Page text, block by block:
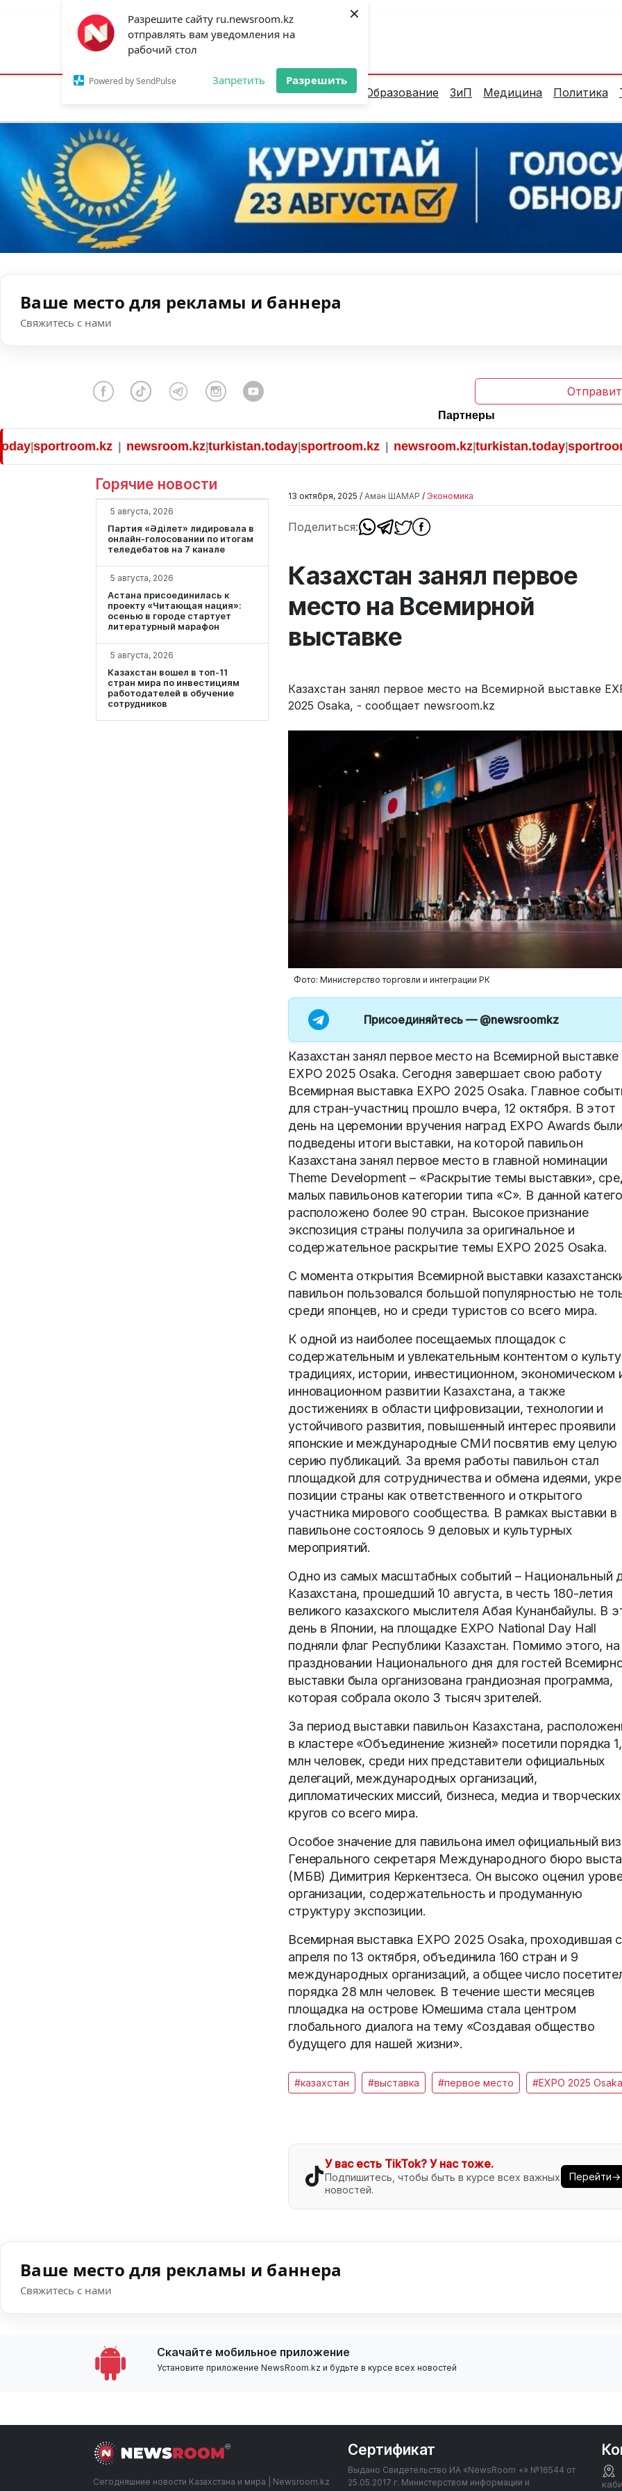
Разрешите сайту ru.newsroom.kz
отправлять вам уведомления на
рабочий стол
Powered by SendPulse Запретить Разрешить
×
Астана:16°C Алматы:19°C Шымкент:
Новости Аналитика Образование ЗиП Медицина Политика
Ваше место для рекламы и баннера
Свяжитесь с нами
Партнеры
sportroom.kz|newsroom.kz|turkistan.today|sportroom.kz|newsroom.kz|turkistan.today|sportroom.kz
Горячие новости
5 августа, 2026
Партия «Әділет» лидировала в
онлайн-голосовании по итогам
теледебатов на 7 канале
5 августа, 2026
Астана присоединилась к
проекту «Читающая нация»:
осенью в городе стартует
литературный марафон
5 августа, 2026
Казахстан вошел в топ-11
стран мира по инвестициям
работодателей в обучение
сотрудников
13 октября, 2025 / Аман ШАМАР / Экономика
Поделиться:
Казахстан занял первое
место на Всемирной
выставке
Казахстан занял первое место на Всемирной выставке
2025 Osaka, - сообщает newsroom.kz
Фото: Министерство торговли и интеграции РК
Присоединяйтесь — @newsroomkz
Казахстан занял первое место на Всемирной выставке
EXPO 2025 Osaka. Сегодня завершает свою работу
Всемирная выставка EXPO 2025 Osaka. Главное
для стран-участниц прошло вчера, 12 октября. В этот
день на церемонии вручения наград EXPO Awards были
подведены итоги выставки, на которой павильон
Казахстана занял первое место в главной номинации
Theme Development – «Раскрытие темы выставки»,
малых павильонов категории типа «C». В данной
расположено более 90 стран. Высокое признание
экспозиция страны получила за оригинальное и
содержательное раскрытие темы EXPO 2025 Osaka.
С момента открытия Всемирной выставки
павильон пользовался большой популярностью не
среди японцев, но и среди туристов со всего мира.
К одной из наиболее посещаемых площадок с
содержательным и увлекательным контентом о
традициях, истории, инвестиционном, экономическом
инновационном развитии Казахстана, а также
достижениях в области цифровизации, технологии и
устойчивого развития, повышенный интерес проявили
японские и международные СМИ посвятив ему целую
серию публикаций. За время работы павильон стал
площадкой для сотрудничества и обмена идеями,
позиции страны как ответственного и открытого
участника мирового сообщества. В рамках выставки в
павильоне состоялось 9 деловых и культурных
мероприятий.
Одно из самых масштабных событий – Национальный
Казахстана, прошедший 10 августа, в честь 180-летия
великого казахского мыслителя Абая Кунанбайулы. В
день в Японии, на площадке EXPO National Day Hall
подняли флаг Республики Казахстан. Помимо этого, на
праздновании Национального дня для гостей
выставки была организована грандиозная программа,
которая собрала около 3 тысяч зрителей.
За период выставки павильон Казахстана,
в кластере «Объединение жизней» посетили порядка
млн человек, среди них представители официальных
делегаций, международных организаций,
дипломатических миссий, бизнеса, медиа и творческих
кругов со всего мира.
Особое значение для павильона имел официальный
Генерального секретаря Международного бюро
(МБВ) Димитрия Керкентзеса. Он высоко оценил
организации, содержательность и продуманную
структуру экспозиции.
Всемирная выставка EXPO 2025 Osaka, проходившая
апреля по 13 октября, объединила 160 стран и 9
международных организаций, а общее число
порядка 28 млн человек. В течение шести месяцев
площадка на острове Юмешима стала центром
глобального диалога на тему «Создавая общество
будущего для нашей жизни».
#казахстан #выставка #первое место #EXPO 2025 Osaka
У вас есть TikTok? У нас тоже.
Подпишитесь, чтобы быть в курсе всех важных
новостей.
Перейти→
Ваше место для рекламы и баннера
Свяжитесь с нами
Скачайте мобильное приложение
Установите приложение NewsRoom.kz и будьте в курсе всех новостей
Сегодняшние новости Казахстана и мира | Newsroom.kz
Сертификат
Выдано Свидетельство ИА «NewsRoom +» №16544 от
25.05.2017 г. Министерством информации и